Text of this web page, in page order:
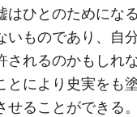
はひとのためにな
いものであり、自
されるのかもしれ
とにより史実をも
せることができる